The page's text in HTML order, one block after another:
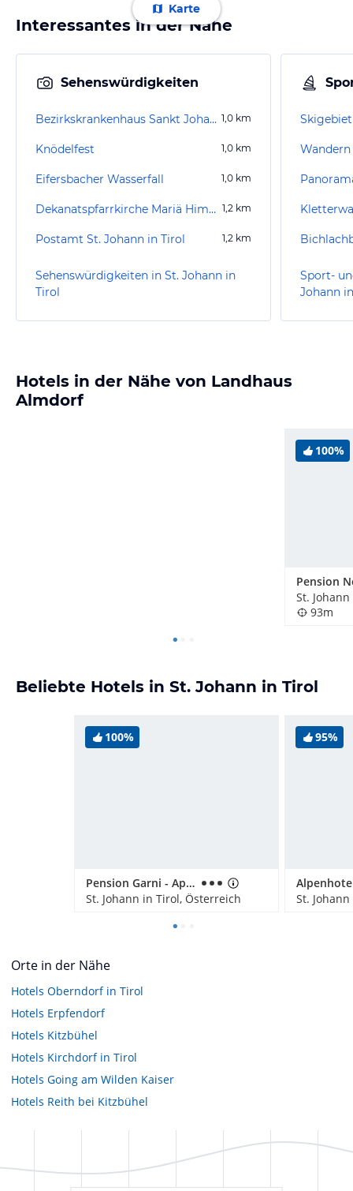
Karte
Interessantes in der Nähe
Sehenswürdigkeiten
Bezirkskrankenhaus Sankt Johann 1,0 km
Knödelfest 1,0 km
Eifersbacher Wasserfall 1,0 km
Dekanatspfarrkirche Mariä Himmelfahrt 1,2 km
Postamt St. Johann in Tirol 1,2 km
Sehenswürdigkeiten in St. Johann in
Tirol
Sport-
Johann
Hotels in der Nähe von Landhaus
Almdorf
100%
Pension
St.
93m
Beliebte Hotels in St. Johann in Tirol
100%
Pension Garni - Appartement Ortner
St. Johann in Tirol, Österreich
95%
St.
Orte in der Nähe
Hotels Oberndorf in Tirol
Hotels Erpfendorf
Hotels Kitzbühel
Hotels Kirchdorf in Tirol
Hotels Going am Wilden Kaiser
Hotels Reith bei Kitzbühel